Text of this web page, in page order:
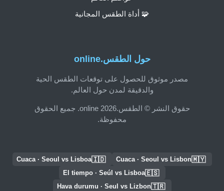
حول الطقس.online
مصدر موثوق للحصول على توقعات الطقس الحية
والدقيقة لمدن حول العالم.
حقوق النشر © الطقس.online 2026. جميع الحقوق
محفوظة.
🧩 أداة الطقس المجانية
🇲🇾
Cuaca · Seoul vs Lisbon
🇮🇩
Cuaca · Seoul vs Lisboa
🇪🇸
El tiempo · Seúl vs Lisboa
🇹🇷
Hava durumu · Seul vs Lizbon